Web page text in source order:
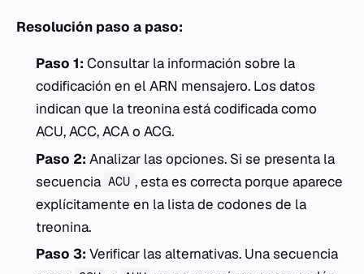
Resolución paso a paso:
Paso 1: Consultar la información sobre la
codificación en el ARN mensajero. Los datos
indican que la treonina está codificada como
ACU, ACC, ACA o ACG.
Paso 2: Analizar las opciones. Si se presenta la
secuencia ACU , esta es correcta porque aparece
explícitamente en la lista de codones de la
treonina.
Paso 3: Verificar las alternativas. Una secuencia